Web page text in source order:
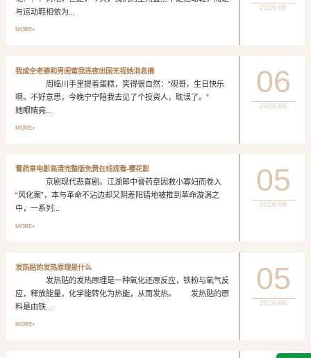
与运动鞋相依为...
MORE+
2026-08
我成全老婆和男闺蜜我连夜出国无视她消息摘
周临川手里提着蛋糕，笑得很自然：“砚哥，生日快乐
啊。不好意思，今晚宁宁陪我去见了个投资人，耽误了。”
她眼睛亮...
MORE+
06
2026-08
膏药章电影高清完整版免费在线观看-樱花影
京剧现代悲喜剧。江湖郎中膏药章因救小寡妇而卷入
“风化案”，本与革命不沾边却又阴差阳错地被推到革命漩涡之
中，一系列...
MORE+
05
2026-08
发热贴的发热原理是什么
发热贴的发热原理是一种氧化还原反应，铁粉与氧气反
应，释放能量，化学能转化为热能，从而发热。 发热贴的原
料是由铁...
MORE+
05
2026-08